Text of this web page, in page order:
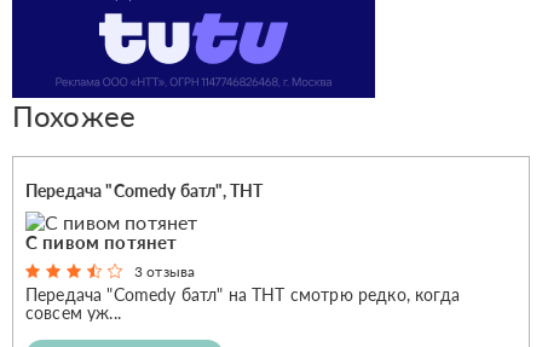
Похожее
Передача "Comedy батл", ТНТ
С пивом потянет
3 отзыва
Передача "Comedy батл" на ТНТ смотрю редко, когда
совсем уж...